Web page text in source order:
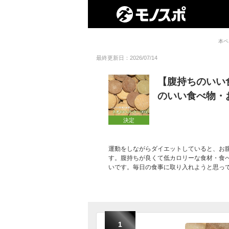
本
最終更新日：2026/07/14
決定
【腹持ちのい
のいい食べ物・
運動をしながらダイエットしていると、お
す。腹持ちが良くて低カロリーな食材・食
いです。毎日の食事に取り入れようと思っ
1